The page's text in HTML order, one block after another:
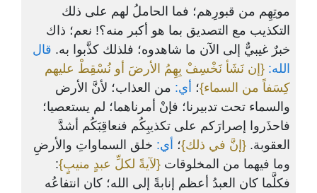
موتِهِم من قبورِهم؛ فما الحاملُ لهم على ذلك
التكذيب مع التصديق بما هو أكبر منه؟! نعم؛ ذاك
خبرٌ غيبيٌّ إلى الآن ما شاهدوه؛ فلذلك كذَّبوا به. قال
الله: {إن نَشَأ نَخْسِفْ بِهِمُ الأرضَ أو نُسْقِطْ عليهم
كِسَفاً من السماء}؛ أي: من العذاب؛ لأنَّ الأرض
والسماء تحت تدبيرنا؛ فإنْ أمرناهما؛ لم يستعصيا؛
فاحذَروا إصرارَكم على تكذيبِكُم فنعاقِبَكُم أشدَّ
العقوبة. {إنَّ في ذلك}؛ أي: خلق السماواتِ والأرضِ
وما فيهما من المخلوقات {لآيةً لكلِّ عبدٍ منيبٍ}:
فكلَّما كان العبدُ أعظم إنابةً إلى الله؛ كان انتفاعُه